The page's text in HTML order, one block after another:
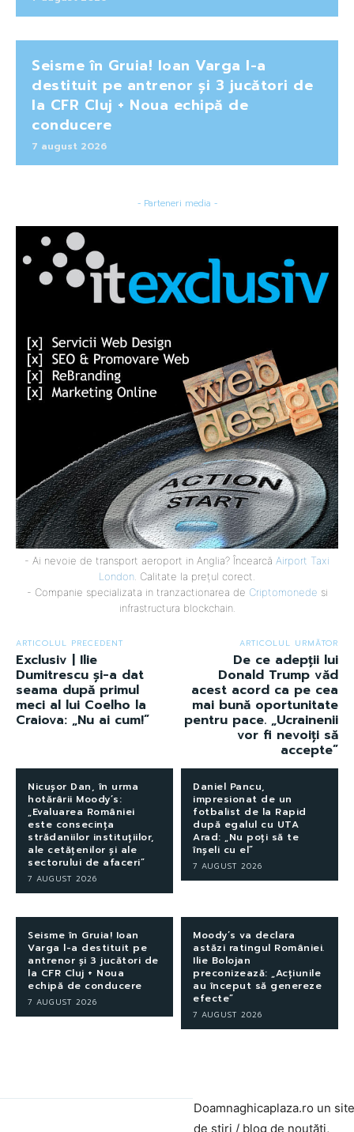
Seisme în Gruia! Ioan Varga l-a
destituit pe antrenor și 3 jucători de
la CFR Cluj + Noua echipă de
conducere
7 august 2026
- Parteneri media -
- Ai nevoie de transport aeroport in Anglia? Încearcă Airport Taxi
London . Calitate la prețul corect.
- Companie specializata in tranzactionarea de Criptomonede si
infrastructura blockchain.
ARTICOLUL PRECEDENT
Exclusiv | Ilie
Dumitrescu și-a dat
seama după primul
meci al lui Coelho la
Craiova: „Nu ai cum!”
ARTICOLUL URMĂTOR
De ce adepții lui
Donald Trump văd
acest acord ca pe cea
mai bună oportunitate
pentru pace. „Ucrainenii
vor fi nevoiți să
accepte”
Nicușor Dan, în urma
hotărârii Moody’s:
„Evaluarea României
este consecința
strădaniilor instituțiilor,
ale cetățenilor și ale
sectorului de afaceri”
7 AUGUST 2026
Daniel Pancu,
impresionat de un
fotbalist de la Rapid
după egalul cu UTA
Arad: „Nu poți să te
înșeli cu el”
7 AUGUST 2026
Seisme în Gruia! Ioan
Varga l-a destituit pe
antrenor și 3 jucători de
la CFR Cluj + Noua
echipă de conducere
7 AUGUST 2026
Moody’s va declara
astăzi ratingul României.
Ilie Bolojan
preconizează: „Acțiunile
au început să genereze
efecte”
7 AUGUST 2026
Doamnaghicaplaza.ro un site
de știri / blog de noutăți,